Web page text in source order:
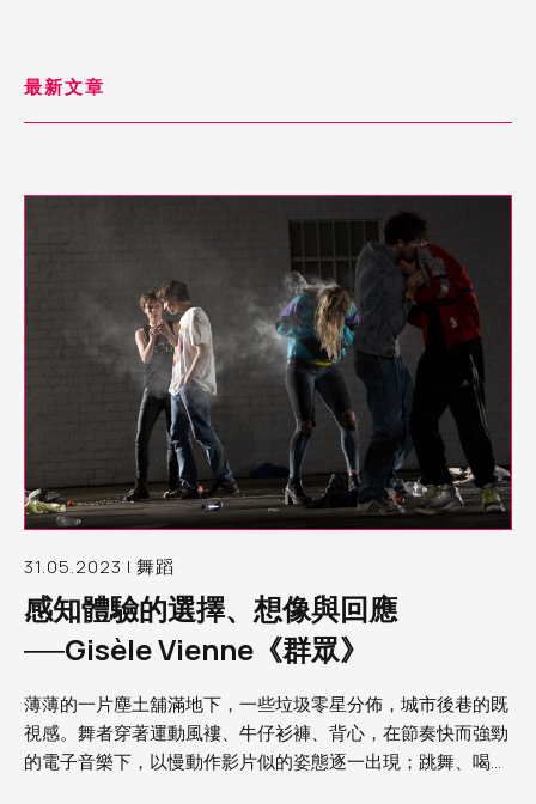
最新文章
31.05.2023 | 舞蹈
感知體驗的選擇、想像與回應
──Gisèle Vienne《群眾》
薄薄的一片塵土舖滿地下，一些垃圾零星分佈，城市後巷的既
視感。舞者穿著運動風褸、牛仔衫褲、背心，在節奏快而強勁
的電子音樂下，以慢動作影片似的姿態逐一出現；跳舞、喝